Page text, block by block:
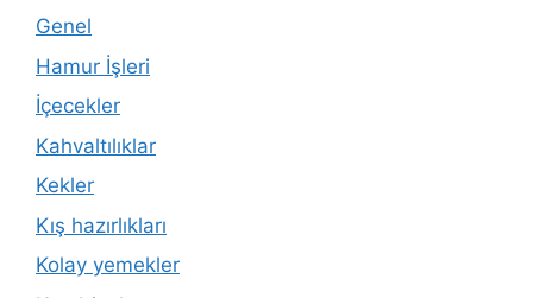
Genel
Hamur İşleri
İçecekler
Kahvaltılıklar
Kekler
Kış hazırlıkları
Kolay yemekler